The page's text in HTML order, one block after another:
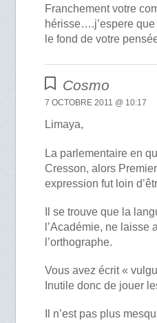
Franchement votre
hérisse….j’espere
le fond de votre
Cosmo
7 OCTOBRE 2011 @ 10:17
Limaya,
La parlementaire en
Cresson, alors
expression fut loin
Il se trouve que la
l’Académie, ne laisse
l’orthographe.
Vous avez écrit «
Inutile donc de jouer
Il n’est pas plus